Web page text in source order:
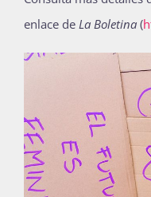
enlace de La Boletina (